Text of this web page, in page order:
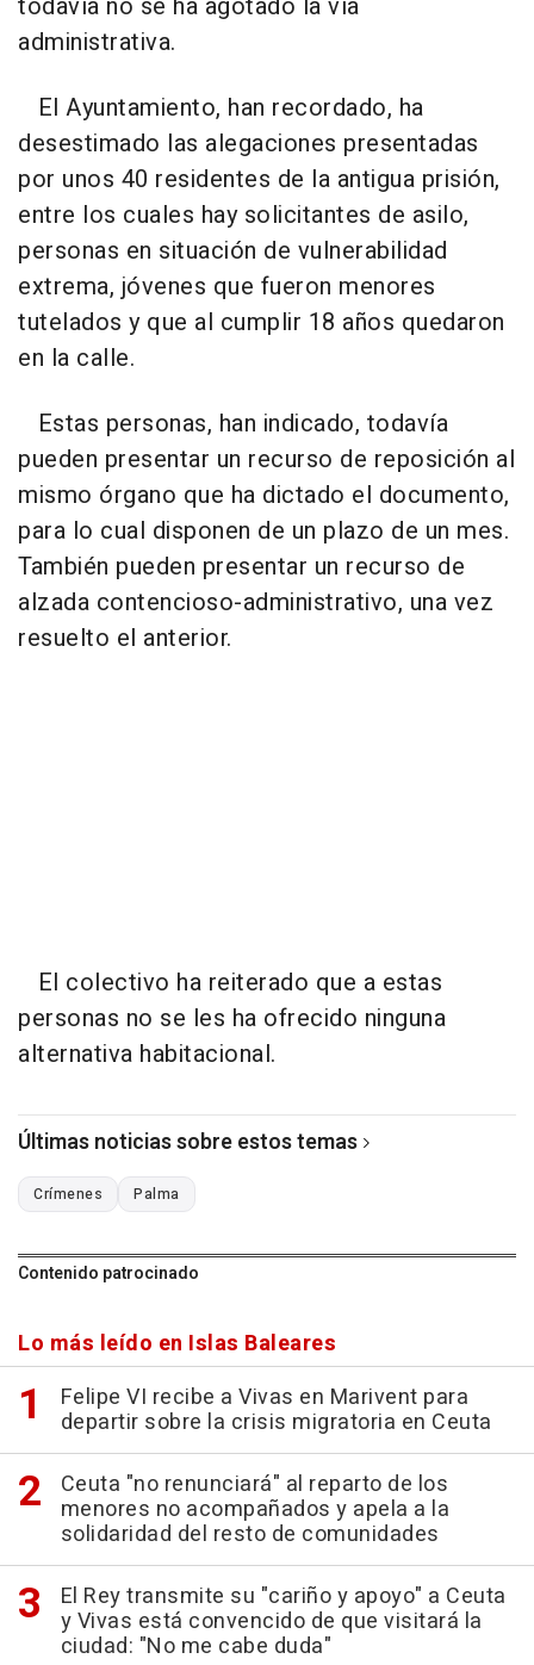
todavía no se ha agotado la vía
administrativa.
El Ayuntamiento, han recordado, ha
desestimado las alegaciones presentadas
por unos 40 residentes de la antigua prisión,
entre los cuales hay solicitantes de asilo,
personas en situación de vulnerabilidad
extrema, jóvenes que fueron menores
tutelados y que al cumplir 18 años quedaron
en la calle.
Estas personas, han indicado, todavía
pueden presentar un recurso de reposición al
mismo órgano que ha dictado el documento,
para lo cual disponen de un plazo de un mes.
También pueden presentar un recurso de
alzada contencioso-administrativo, una vez
resuelto el anterior.
El colectivo ha reiterado que a estas
personas no se les ha ofrecido ninguna
alternativa habitacional.
Últimas noticias sobre estos temas
Crímenes Palma
Contenido patrocinado
Lo más leído en Islas Baleares
Felipe VI recibe a Vivas en Marivent para
departir sobre la crisis migratoria en Ceuta
Ceuta "no renunciará" al reparto de los
menores no acompañados y apela a la
solidaridad del resto de comunidades
El Rey transmite su "cariño y apoyo" a Ceuta
y Vivas está convencido de que visitará la
ciudad: "No me cabe duda"